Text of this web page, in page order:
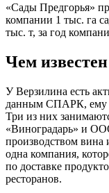
«Сады Предгорья»
компании 1 тыс. га
тыс. т, за год
Чем
У Верзилина есть
данным СПАРК, ему
Три из них
«Виноградарь» и
производством
одна компания,
по доставке
ресторанов.